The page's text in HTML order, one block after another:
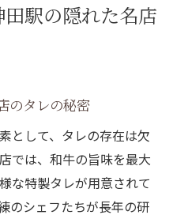
駅の隠れた名店
のタレの秘密
として、タレの存在は欠
では、和牛の旨味を最大
な特製タレが用意されて
のシェフたちが長年の研